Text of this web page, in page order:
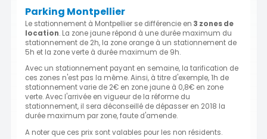
Parking Montpellier
Le stationnement à Montpellier se différencie en 3 zones de
location. La zone jaune répond à une durée maximum du
stationnement de 2h, la zone orange à un stationnement de
5h et la zone verte à durée maximum de 9h.
Avec un stationnement payant en semaine, la tarification de
ces zones n'est pas la même. Ainsi, à titre d'exemple, 1h de
stationnement varie de 2€ en zone jaune à 0,8€ en zone
verte. Avec l'arrivée en vigueur de la réforme du
stationnement, il sera déconseillé de dépasser en 2018 la
durée maximum par zone, faute d'amende.
A noter que ces prix sont valables pour les non résidents.